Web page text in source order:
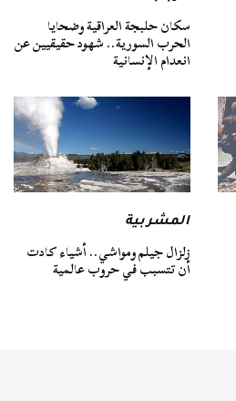
سكان حلبجة العراقية وضحايا
الحرب السورية.. شهود حقيقيين عن
انعدام الإنسانية
المشربية
زلزال جيلم ومواشي.. أشياء كادت
أن تتسبب في حروب عالمية